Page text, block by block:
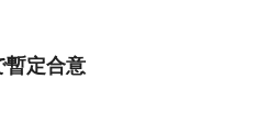
暫定合意